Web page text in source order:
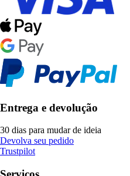
Entrega e devolução
30 dias para mudar de ideia
Devolva seu pedido
Trustpilot